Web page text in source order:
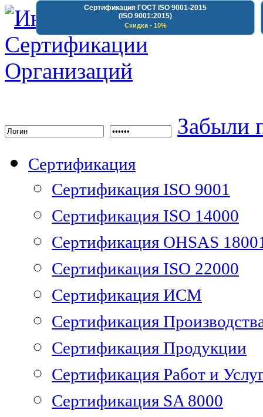
Сертификация ГОСТ ISO 9001-2015
(ISO 9001:2015)
Скидка - 10%
Забыли
Сертификация
Сертификация ISO 9001
Сертификация ISO 14000
Сертификация OHSAS
Сертификация ISO 22000
Сертификация ИСМ
Сертификация
Сертификация Продукции
Сертификация Работ и
Сертификация SA 8000